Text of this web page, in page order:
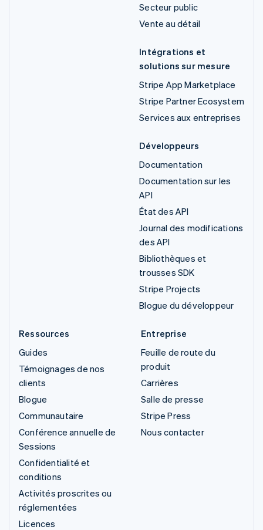
Secteur public
Vente au détail
Intégrations et
solutions sur mesure
Stripe App Marketplace
Stripe Partner Ecosystem
Services aux entreprises
Développeurs
Documentation
Documentation sur les
API
État des API
Journal des modifications
des API
Bibliothèques et
trousses SDK
Stripe Projects
Blogue du développeur
Ressources
Guides
Témoignages de nos
clients
Blogue
Communautaire
Conférence annuelle de
Sessions
Confidentialité et
conditions
Activités proscrites ou
réglementées
Licences
Entreprise
Feuille de route du
produit
Carrières
Salle de presse
Stripe Press
Nous contacter